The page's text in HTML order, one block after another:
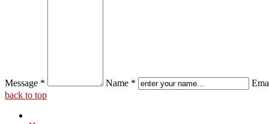
Message * Name *
back to top